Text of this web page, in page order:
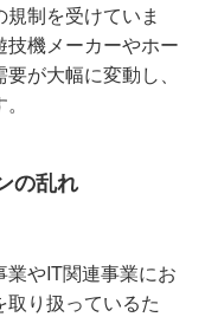
制を受けていま
機メーカーやホー
が大幅に変動し、
の乱れ
やIT関連事業にお
り扱っているた